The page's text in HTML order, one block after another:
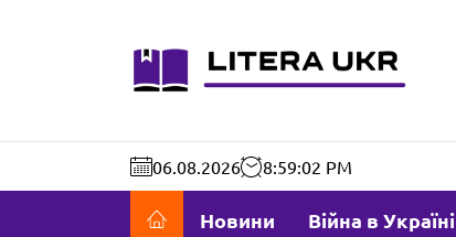
06.08.2026 8:59:03 PM
Новини Війна в Україні